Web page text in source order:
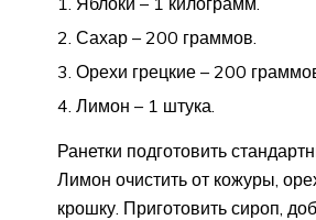
Сахар – 200 граммов.
Орехи грецкие – 200
Лимон – 1 штука.
Ранетки подготовить
Лимон очистить от кожуры,
крошку. Приготовить сироп,